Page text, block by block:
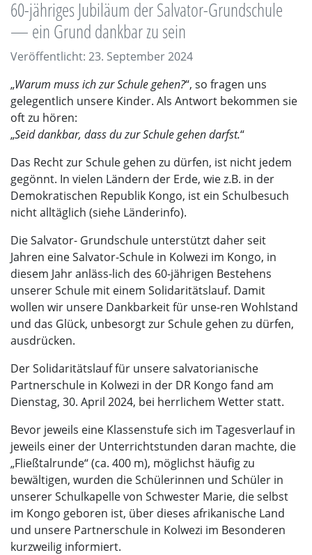
60-jähriges Jubiläum der Salvator-Grundschule
— ein Grund dankbar zu sein
Veröffentlicht: 23. September 2024
„Warum muss ich zur Schule gehen?“, so fragen uns
gelegentlich unsere Kinder. Als Antwort bekommen sie
oft zu hören:
„Seid dankbar, dass du zur Schule gehen darfst.“
Das Recht zur Schule gehen zu dürfen, ist nicht jedem
gegönnt. In vielen Ländern der Erde, wie z.B. in der
Demokratischen Republik Kongo, ist ein Schulbesuch
nicht alltäglich (siehe Länderinfo).
Die Salvator- Grundschule unterstützt daher seit
Jahren eine Salvator-Schule in Kolwezi im Kongo, in
diesem Jahr anläss-lich des 60-jährigen Bestehens
unserer Schule mit einem Solidaritätslauf. Damit
wollen wir unsere Dankbarkeit für unse-ren Wohlstand
und das Glück, unbesorgt zur Schule gehen zu dürfen,
ausdrücken.
Der Solidaritätslauf für unsere salvatorianische
Partnerschule in Kolwezi in der DR Kongo fand am
Dienstag, 30. April 2024, bei herrlichem Wetter statt.
Bevor jeweils eine Klassenstufe sich im Tagesverlauf in
jeweils einer der Unterrichtstunden daran machte, die
„Fließtalrunde“ (ca. 400 m), möglichst häufig zu
bewältigen, wurden die Schülerinnen und Schüler in
unserer Schulkapelle von Schwester Marie, die selbst
im Kongo geboren ist, über dieses afrikanische Land
und unsere Partnerschule in Kolwezi im Besonderen
kurzweilig informiert.